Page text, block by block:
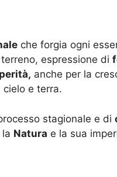
che forgia ogni
espressione di
anche per la
cielo e terra.
stagionale e di
Natura e la sua